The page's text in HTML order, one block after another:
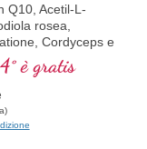
Q10, Acetil-L-
rosea,
Cordyceps e
al normale
(sotto forma di
cellulare).
è gratis